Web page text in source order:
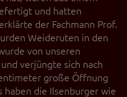
und hatten
der Fachmann Prof.
Weideruten in den
von unseren
verjüngte sich nach
große Öffnung
haben die Ilsenburger wie